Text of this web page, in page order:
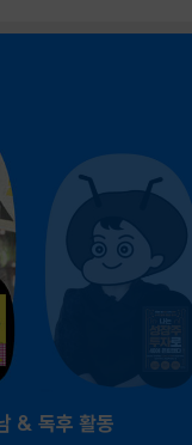
& 독후 활동